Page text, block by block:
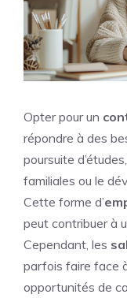
Opter pour un
répondre à des
poursuite
familiales ou le
Cette forme d’
peut contribuer à
Cependant, les
parfois faire face
opportunités de